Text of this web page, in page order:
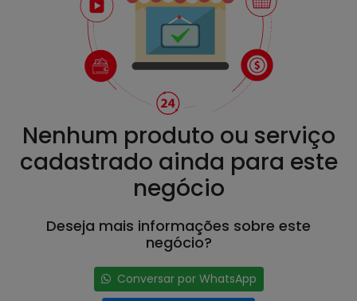
Nenhum produto ou serviço
cadastrado ainda para este
negócio
Deseja mais informações sobre este
negócio?
Conversar por WhatsApp